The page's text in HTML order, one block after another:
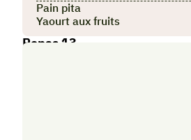
Pain pita
Yaourt aux fruits
Repas 13